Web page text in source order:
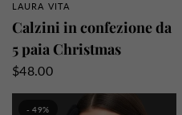
PANORAMICA RAPIDA
LAURA VITA
Calzini in confezione da
5 paia Christmas
$48.00
- 49%